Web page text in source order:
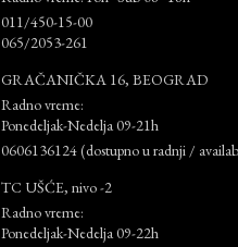
011/450-15-00
065/2053-261
GRAČANIČKA 16, BEOGRAD
Radno vreme:
Ponedeljak-Nedelja 09-21h
0606136124 (dostupno u radnji /
TC UŠĆE, nivo -2
Radno vreme:
Ponedeljak-Nedelja 09-22h